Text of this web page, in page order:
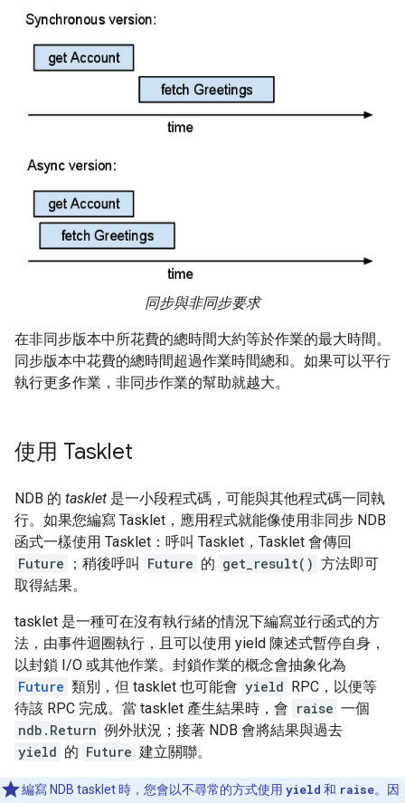
同步與非同步要求
在非同步版本中所花費的總時間大約等於作業的最大時間。
同步版本中花費的總時間超過作業時間總和。如果可以平行
執行更多作業，非同步作業的幫助就越大。
使用 Tasklet
NDB 的 tasklet 是一小段程式碼，可能與其他程式碼一同執
行。如果您編寫 Tasklet，應用程式就能像使用非同步 NDB
函式一樣使用 Tasklet：呼叫 Tasklet，Tasklet 會傳回
Future
；稍後呼叫 Future 的 get_result() 方法即可
取得結果。
tasklet 是一種可在沒有執行緒的情況下編寫並行函式的方
法，由事件迴圈執行，且可以使用 yield 陳述式暫停自身，
以封鎖 I/O 或其他作業。封鎖作業的概念會抽象化為
Future 類別，但 tasklet 也可能會 yield RPC，以便等
待該 RPC 完成。當 tasklet 產生結果時，會 raise 一個
ndb.Return 例外狀況；接著 NDB 會將結果與過去
yield 的 Future 建立關聯。
編寫 NDB tasklet 時，您會以不尋常的方式使用 yield 和 raise。因